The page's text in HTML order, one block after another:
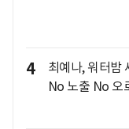
4
최예나, 워터밤
No 노출 No 오